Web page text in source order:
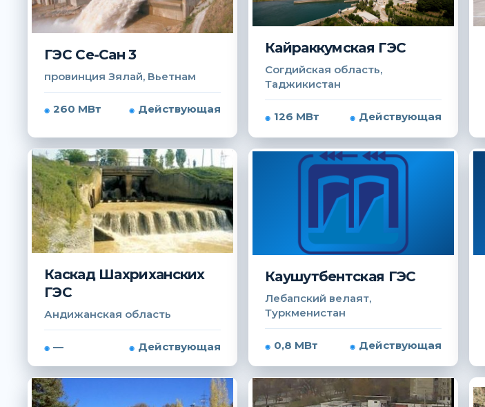
ГЭС Се-Сан 3
провинция Зялай, Вьетнам
260 МВт Действующая
Кайраккумская ГЭС
Согдийская область,
Таджикистан
126 МВт Действующая
Каскад Шахриханских
ГЭС
Андижанская область
— Действующая
Каушутбентская ГЭС
Лебапский велаят,
Туркменистан
0,8 МВт Действующая